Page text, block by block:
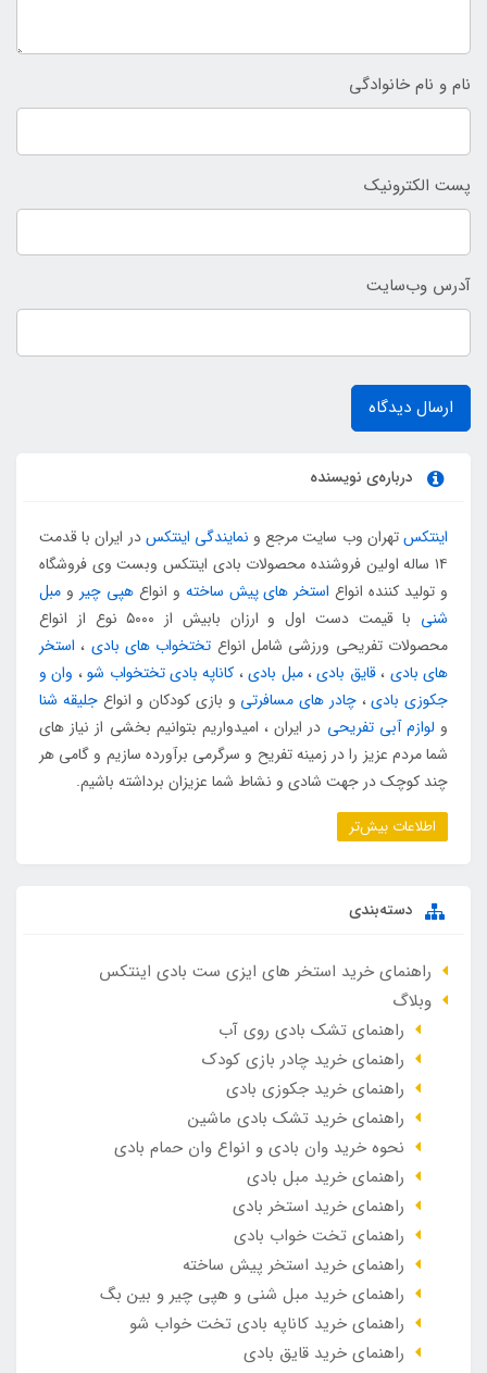
نام و نام خانوادگی
پست الکترونیک
آدرس وب‌سایت
ارسال دیدگاه
درباره‌ی نویسنده
اینتکستهران وب سایت مرجع و نمایندگی اینتکسدر ایران با قدمت
۱۴ ساله اولین فروشنده محصولات بادی اینتکس وبست وی فروشگاه
و تولید کننده انواع استخر های پیش ساخته و انواعهپی چیر و مبل
شنی
با قیمت دست اول و ارزان بابیش از ۵۰۰۰ نوع از انواع
محصولات تفریحی ورزشی شامل انواع تختخواب های بادی ، استخر
های بادی ،قایق بادی،مبل بادی، کاناپه بادی تختخواب شو، وان و
جکوزی بادی،چادر های مسافرتی و بازی کودکان و انواعجلیقه شنا
و لوازم آبی تفریحی در ایران ، امیدواریم بتوانیم بخشی از نیاز های
شما مردم عزیز را در زمینه تفریح و سرگرمی برآورده سازیم و گامی هر
چند کوچک در جهت شادی و نشاط شما عزیزان برداشته باشیم.
اطلاعات بیش‌تر
دسته‌بندی
راهنمای خرید استخر های ایزی ست بادی اینتکس
وبلاگ
راهنمای تشک بادی روی آب
راهنمای خرید چادر بازی کودک
راهنمای خرید جکوزی بادی
راهنمای خرید تشک بادی ماشین
نحوه خرید وان بادی و انواع وان حمام بادی
راهنمای خرید مبل بادی
راهنمای خرید استخر بادی
راهنمای تخت خواب بادی
راهنمای خرید استخر پیش ساخته
راهنمای خرید مبل شنی و هپی چیر و بین بگ
راهنمای خرید کاناپه بادی تخت خواب شو
راهنمای خرید قایق بادی